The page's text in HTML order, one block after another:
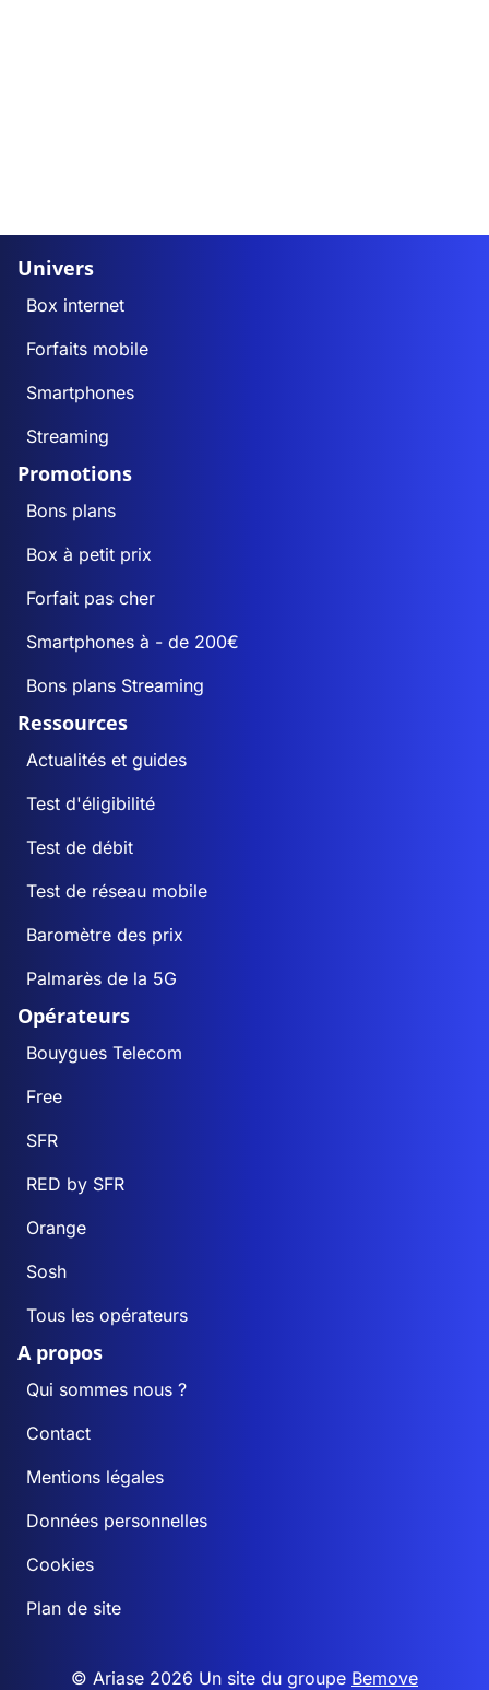
Univers
Box internet
Forfaits mobile
Smartphones
Streaming
Promotions
Bons plans
Box à petit prix
Forfait pas cher
Smartphones à - de 200€
Bons plans Streaming
Ressources
Actualités et guides
Test d'éligibilité
Test de débit
Test de réseau mobile
Baromètre des prix
Palmarès de la 5G
Opérateurs
Bouygues Telecom
Free
SFR
RED by SFR
Orange
Sosh
Tous les opérateurs
A propos
Qui sommes nous ?
Contact
Mentions légales
Données personnelles
Cookies
Plan de site
© Ariase 2026 Un site du groupe Bemove